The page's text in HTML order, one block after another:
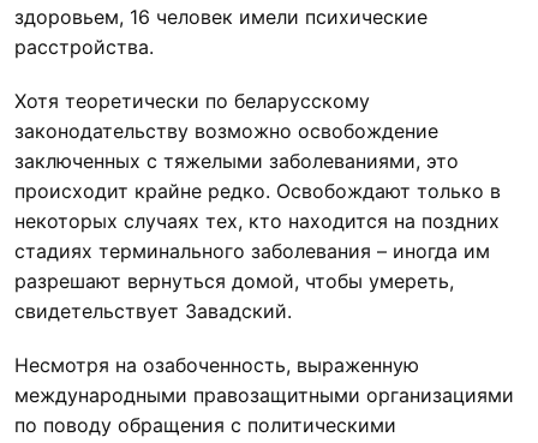
здоровьем, 16 человек имели психические
расстройства.
Хотя теоретически по беларусскому
законодательству возможно освобождение
заключенных с тяжелыми заболеваниями, это
происходит крайне редко. Освобождают только в
некоторых случаях тех, кто находится на поздних
стадиях терминального заболевания – иногда им
разрешают вернуться домой, чтобы умереть,
свидетельствует Завадский.
Несмотря на озабоченность, выраженную
международными правозащитными организациями
по поводу обращения с политическими